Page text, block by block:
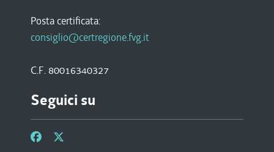
Posta certificata:
consiglio@certregione.fvg.it
C.F. 80016340327
Seguici su